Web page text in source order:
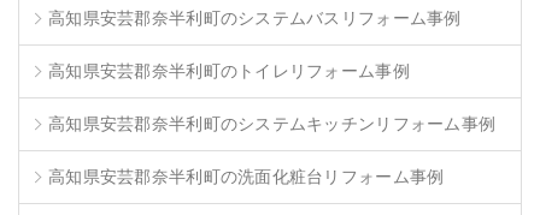
高知県安芸郡奈半利町のシステムバスリフォーム事例
高知県安芸郡奈半利町のトイレリフォーム事例
高知県安芸郡奈半利町のシステムキッチンリフォーム事例
高知県安芸郡奈半利町の洗面化粧台リフォーム事例